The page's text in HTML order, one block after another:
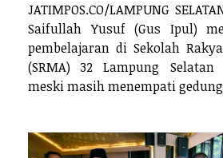
JATIMPOS.CO/LAMPUNG
Saifullah Yusuf (Gus Ipul)
pembelajaran di Sekolah
(SRMA) 32 Lampung
meski masih menempati